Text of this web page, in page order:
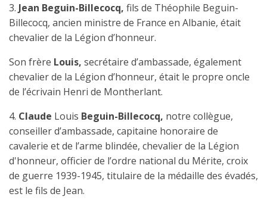
3. Jean Beguin-Billecocq, fils de Théophile Beguin-
Billecocq, ancien ministre de France en Albanie, était
chevalier de la Légion d’honneur.
Son frère Louis, secrétaire d’ambassade, également
chevalier de la Légion d’honneur, était le propre oncle
de l’écrivain Henri de Montherlant.
4. Claude Louis Beguin-Billecocq, notre collègue,
conseiller d’ambassade, capitaine honoraire de
cavalerie et de l’arme blindée, chevalier de la Légion
d'honneur, officier de l’ordre national du Mérite, croix
de guerre 1939-1945, titulaire de la médaille des évadés,
est le fils de Jean.